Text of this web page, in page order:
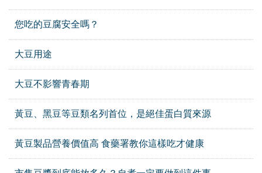
您吃的豆腐安全嗎？
大豆用途
大豆不影響青春期
黃豆、黑豆等豆類名列首位，是絕佳蛋白質來源
黃豆製品營養價值高 食藥署教你這樣吃才健康